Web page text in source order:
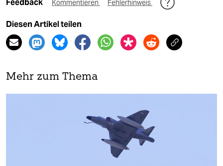
Feedback Kommentieren Fehlerhinweis
Diesen Artikel teilen
Mehr zum Thema